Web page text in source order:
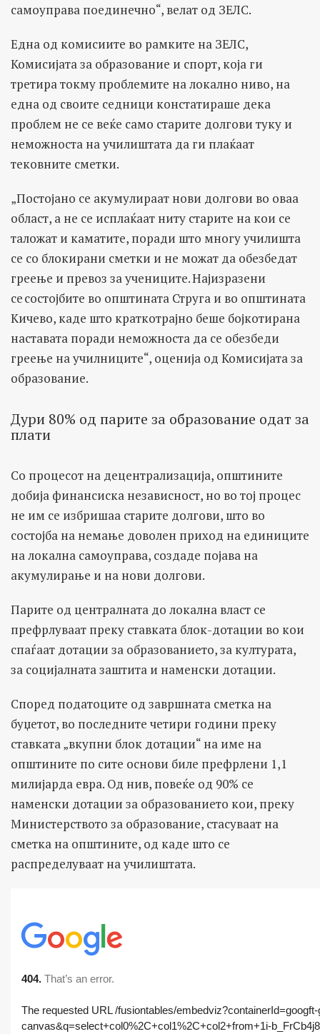
самоуправа поединечно“, велат од ЗЕЛС.
Една од комисиите во рамките на ЗЕЛС,
Комисијата за образование и спорт, која ги
третира токму проблемите на локално ниво, на
една од своите седници констатираше дека
проблем не се веќе само старите долгови туку и
неможноста на училиштата да ги плаќаат
тековните сметки.
„Постојано се акумулираат нови долгови во оваа
област, а не се исплаќаат ниту старите на кои се
таложат и каматите, поради што многу училишта
се со блокирани сметки и не можат да обезбедат
греење и превоз за учениците. Најизразени
се состојбите во општината Струга и во општината
Кичево, каде што краткотрајно беше бојкотирана
наставата поради неможноста да се обезбеди
греење на училниците“, оценија од Комисијата за
образование.
Дури 80% од парите за образование одат за
плати
Со процесот на децентрализација, општините
добија финансиска независност, но во тој процес
не им се избришаа старите долгови, што во
состојба на немање доволен приход на единиците
на локална самоуправа, создаде појава на
акумулирање и на нови долгови.
Парите од централната до локална власт се
префрлуваат преку ставката блок-дотации во кои
спаѓаат дотации за образованието, за културата,
за социјалната заштита и наменски дотации.
Според податоците од завршната сметка на
буџетот, во последните четири години преку
ставката „вкупни блок дотации“ на име на
општините по сите основи биле префрлени 1,1
милијарда евра. Од нив, повеќе од 90% се
наменски дотации за образованието кои, преку
Министерството за образование, стасуваат на
сметка на општините, од каде што се
распределуваат на училиштата.